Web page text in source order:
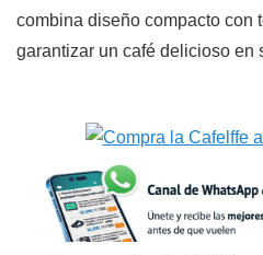
combina diseño compacto con
garantizar un café delicioso en